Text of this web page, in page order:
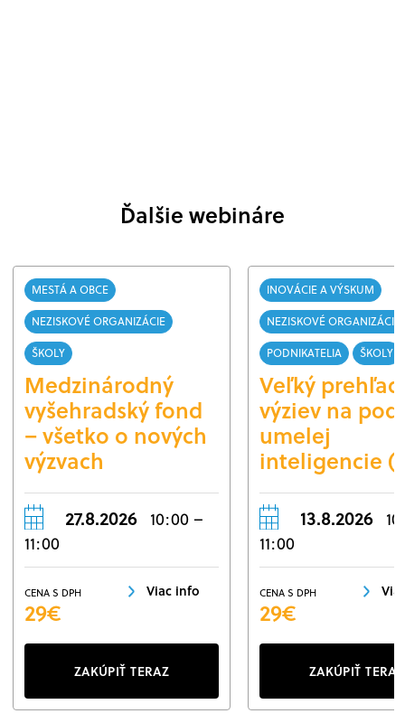
Ďalšie webináre
MESTÁ A OBCE
NEZISKOVÉ ORGANIZÁCIE
ŠKOLY
Medzinárodný
vyšehradský fond
– všetko o nových
výzvach
27.8.2026 10:00 –
11:00
CENA S DPH
29€
Viac info
ZAKÚPIŤ TERAZ
INOVÁCIE A VÝSKUM
NEZISKOVÉ ORGANIZÁCIE
PODNIKATELIA ŠKOLY
Veľký prehľad
výziev na
umelej
inteligencie
13.8.2026
11:00
CENA S DPH
29€
ZAKÚPIŤ TERAZ